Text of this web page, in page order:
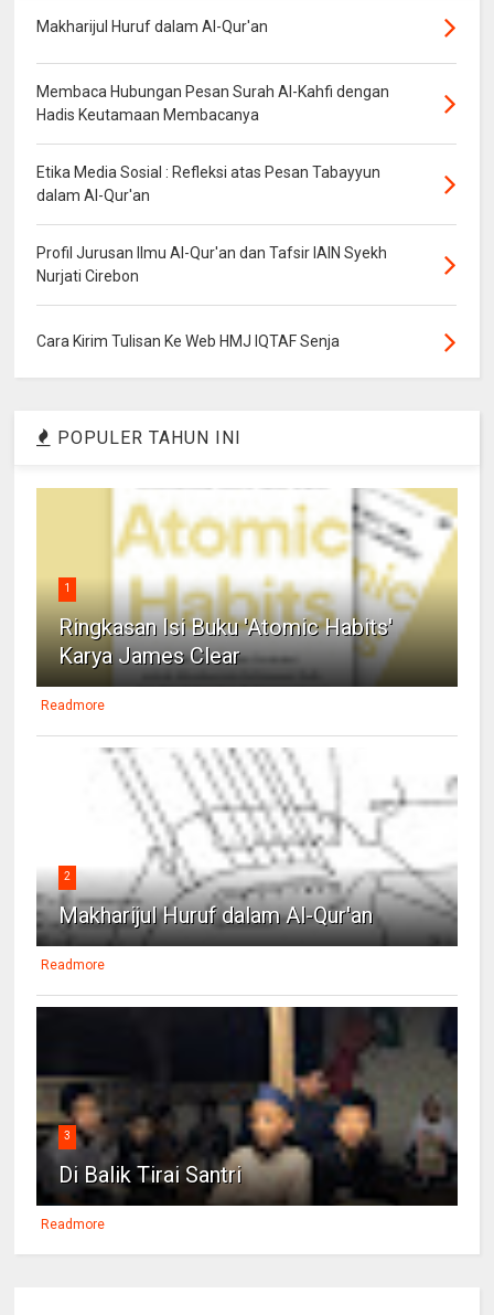
Makharijul Huruf dalam Al-Qur'an
Membaca Hubungan Pesan Surah Al-Kahfi dengan
Hadis Keutamaan Membacanya
Etika Media Sosial : Refleksi atas Pesan Tabayyun
dalam Al-Qur'an
Profil Jurusan Ilmu Al-Qur'an dan Tafsir IAIN Syekh
Nurjati Cirebon
Cara Kirim Tulisan Ke Web HMJ IQTAF Senja
POPULER TAHUN INI
1
Ringkasan Isi Buku 'Atomic Habits'
Karya James Clear
Readmore
2
Makharijul Huruf dalam Al-Qur'an
Readmore
3
Di Balik Tirai Santri
Readmore